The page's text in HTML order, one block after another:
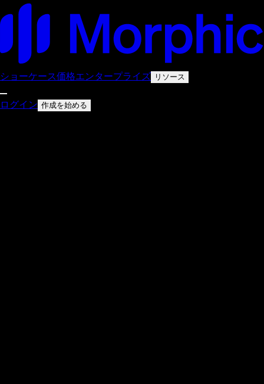
ショーケース価格エンタープライズ リソース
ログイン 作成を始める